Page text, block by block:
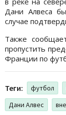
Дани Алвеса
случае
Также
пропустить
Франции по
Теги: футбол
Дани Алвес